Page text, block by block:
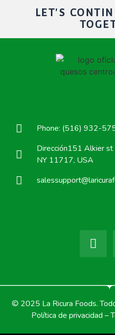
LET'S
Phone: (516) 932-
Dirección151 Alkier
NY 11717, USA
© 2025 La Ricura Foods.
Política de privacidad –